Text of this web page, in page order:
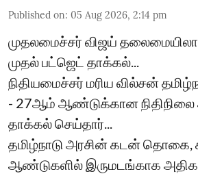
Published on: 05 Aug 2026, 2:14 pm
முதலமைச்சர் விஜய்
முதல் பட்ஜெட் தாக்கல்...
நிதியமைச்சர் மரிய வில்சன்
- 27ஆம் ஆண்டுக்கான
தாக்கல் செய்தார்...
தமிழ்நாடு அரசின் கடன் தொகை,
ஆண்டுகளில் இருமடங்காக